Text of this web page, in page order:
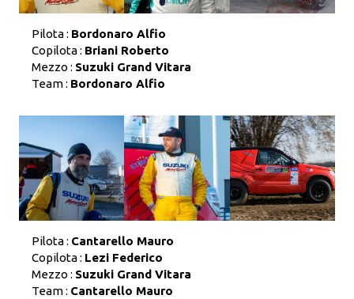
Pilota : Bordonaro Alfio
Copilota : Briani Roberto
Mezzo : Suzuki Grand Vitara
Team : Bordonaro Alfio
Pilota : Cantarello Mauro
Copilota : Lezi Federico
Mezzo : Suzuki Grand Vitara
Team : Cantarello Mauro